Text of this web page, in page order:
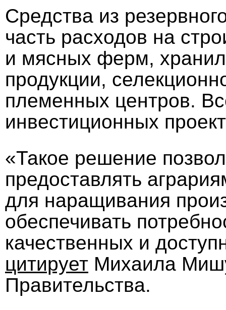
Средства из
часть расходов на
и мясных ферм,
продукции,
племенных центров.
инвестиционных
«Такое решение
предоставлять
для наращивания
обеспечивать
качественных и
цитирует Михаила
Правительства.